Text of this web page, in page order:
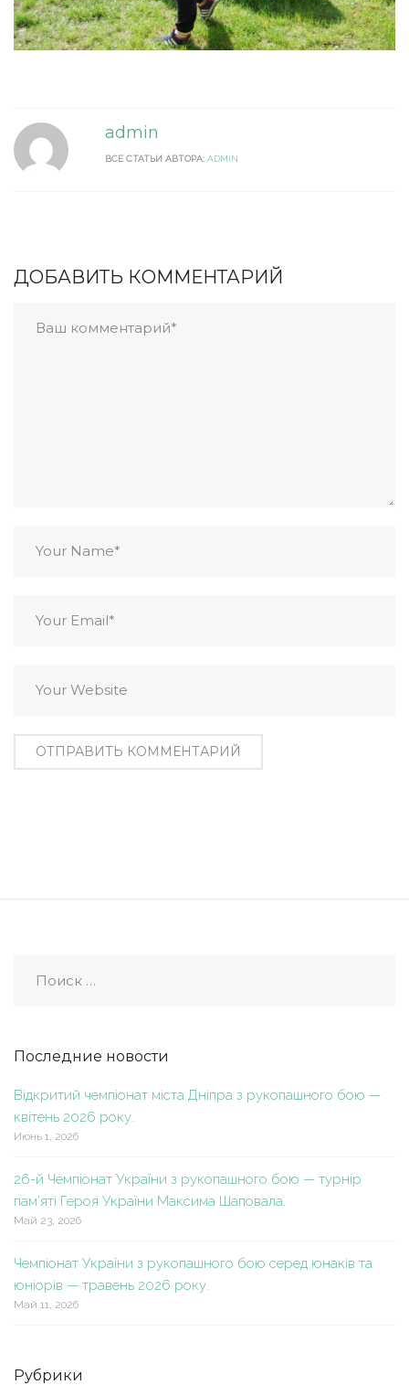
admin
ВСЕ СТАТЬИ АВТОРА: ADMIN
ДОБАВИТЬ КОММЕНТАРИЙ
Последние новости
Відкритий чемпіонат міста Дніпра з рукопашного бою —
квітень 2026 року.
Июнь 1, 2026
26-й Чемпіонат України з рукопашного бою — турнір
пам’яті Героя України Максима Шаповала.
Май 23, 2026
Чемпіонат України з рукопашного бою серед юнаків та
юніорів — травень 2026 року.
Май 11, 2026
Рубрики